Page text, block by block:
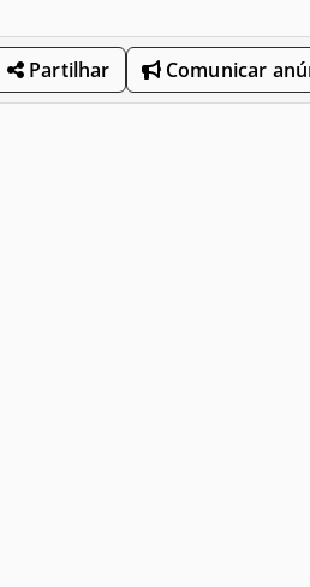
Partilhar Comunicar